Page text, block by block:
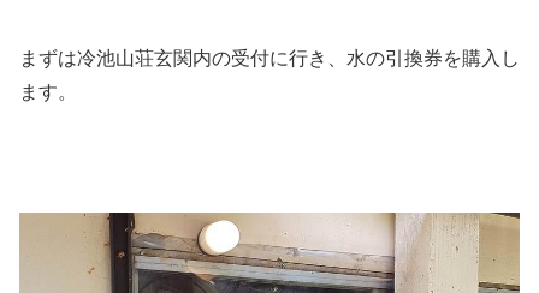
まずは冷池山荘玄関内の受付に行き、水の引換券を購入し
ます。